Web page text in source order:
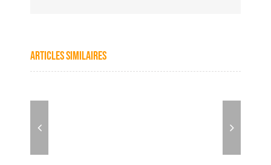
Articles similaires